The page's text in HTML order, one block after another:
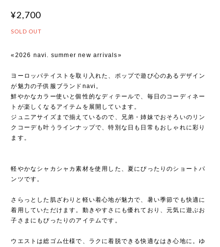
¥2,700
SOLD OUT
«2026 navi. summer new arrivals»
ヨーロッパテイストを取り入れた、ポップで遊び心のあるデザイン
が魅力の子供服ブランドnavi。
鮮やかなカラー使いと個性的なディテールで、毎日のコーディネー
トが楽しくなるアイテムを展開しています。
ジュニアサイズまで揃えているので、兄弟・姉妹でおそろいのリン
クコーデも叶うラインナップで、特別な日も日常もおしゃれに彩り
ます。
軽やかなシャカシャカ素材を使用した、夏にぴったりのショートパ
ンツです。
さらっとした肌ざわりと軽い着心地が魅力で、暑い季節でも快適に
着用していただけます。動きやすさにも優れており、元気に遊ぶお
子さまにもぴったりのアイテムです。
ウエストは総ゴム仕様で、ラクに着脱できる快適なはき心地に。ゆ